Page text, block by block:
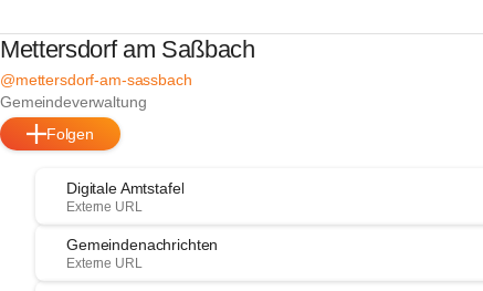
Mettersdorf am Saßbach
@mettersdorf-am-sassbach
Gemeindeverwaltung
Folgen
Digitale Amtstafel
Externe URL
Gemeindenachrichten
Externe URL